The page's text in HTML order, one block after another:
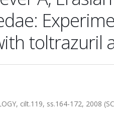
toltrazuril
cilt.119, ss.164-172, 2008